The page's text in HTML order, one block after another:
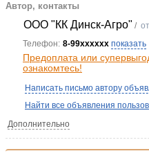
Автор, контакты
ООО "КК Динск-Агро" /
Телефон: 8-99xxxxxx показать
Предоплата или
ознакомтесь!
Написать письмо автору
Найти все объявления
Дополнительно